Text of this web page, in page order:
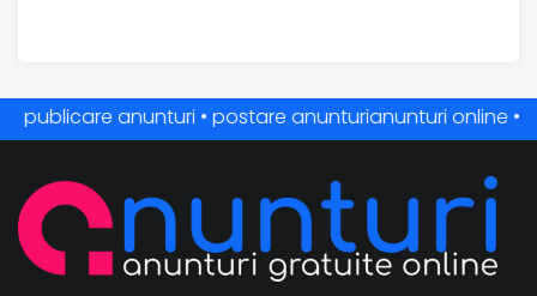
anunturi • postare anunturianunturi online •